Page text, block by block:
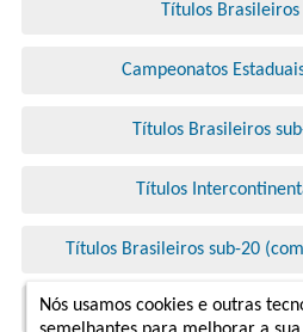
Títulos
Campeonatos
Títulos Brasileiros
Títulos
Títulos Brasileiros sub-20
Campeonatos
Nós usamos cookies e outras